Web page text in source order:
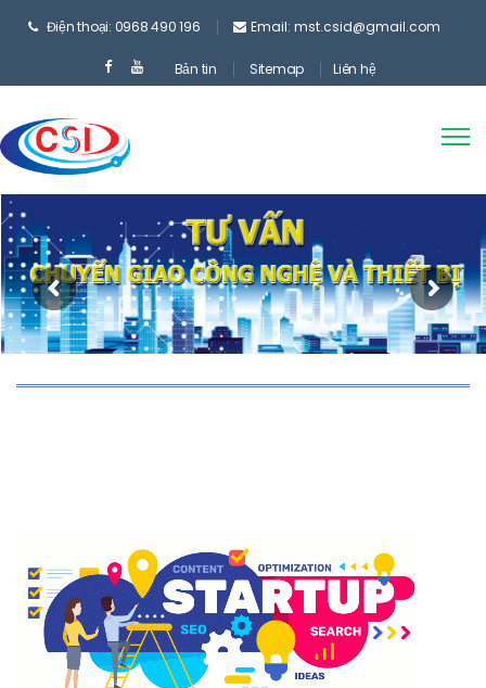
Điện thoại: 0968 490 196 Email: mst.csid@gmail.com
Bản tin Sitemap Liên hệ